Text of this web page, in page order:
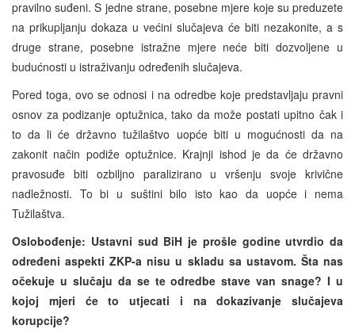
pravilno suđeni. S jedne strane, posebne mjere koje su preduzete
na prikupljanju dokaza u većini slučajeva će biti nezakonite, a s
druge strane, posebne istražne mjere neće biti dozvoljene u
budućnosti u istraživanju određenih slučajeva.
Pored toga, ovo se odnosi i na odredbe koje predstavljaju pravni
osnov za podizanje optužnica, tako da može postati upitno čak i
to da li će državno tužilaštvo uopće biti u mogućnosti da na
zakonit način podiže optužnice. Krajnji ishod je da će državno
pravosuđe biti ozbiljno paralizirano u vršenju svoje krivične
nadležnosti. To bi u suštini bilo isto kao da uopće i nema
Tužilaštva.
Oslobođenje: Ustavni sud BiH je prošle godine utvrdio da
određeni aspekti ZKP-a nisu u skladu sa ustavom. Šta nas
očekuje u slučaju da se te odredbe stave van snage? I u
kojoj mjeri će to utjecati i na dokazivanje slučajeva
korupcije?